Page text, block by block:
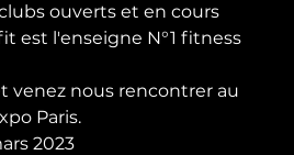
ouverts et en cours
est l'enseigne N°1 fitness
venez nous rencontrer au
Paris.
2023